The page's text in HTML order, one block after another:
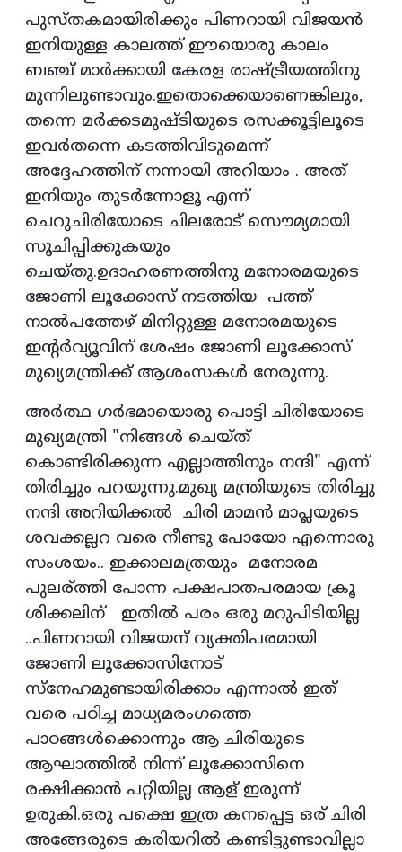
പുസ്തകമായിരിക്കും പിണറായി വിജയൻ
ഇനിയുള്ള കാലത്ത് ഈയൊരു കാലം
ബഞ്ച് മാർക്കായി കേരള രാഷ്ട്രീയത്തിനു
മുന്നിലുണ്ടാവും.ഇതൊക്കെയാണെങ്കിലും,
തന്നെ മർക്കടമുഷ്ടിയുടെ രസക്കൂട്ടിലൂടെ
ഇവർതന്നെ കടത്തിവിടുമെന്ന്
അദ്ദേഹത്തിന് നന്നായി അറിയാം . അത്
ഇനിയും തുടർന്നോളൂ എന്ന്
ചെറുചിരിയോടെ ചിലരോട് സൌമ്യമായി
സൂചിപ്പിക്കുകയും
ചെയ്തു.ഉദാഹരണത്തിനു മനോരമയുടെ
ജോണി ലൂക്കോസ് നടത്തിയ പത്ത്
നാൽപത്തേഴ് മിനിറ്റുള്ള മനോരമയുടെ
ഇന്റർവ്യൂവിന് ശേഷം ജോണി ലൂക്കോസ്
മുഖ്യമന്ത്രിക്ക് ആശംസകൾ നേരുന്നു.
അർത്ഥ ഗർഭമായൊരു പൊട്ടി ചിരിയോടെ
മുഖ്യമന്ത്രി "നിങ്ങൾ ചെയ്ത്
കൊണ്ടിരിക്കുന്ന എല്ലാത്തിനും നന്ദി" എന്ന്
തിരിച്ചും പറയുന്നു.മുഖ്യ മന്ത്രിയുടെ തിരിച്ചു
നന്ദി അറിയിക്കൽ ചിരി മാമൻ മാപ്ലയുടെ
ശവക്കല്ലറ വരെ നീണ്ടു പോയോ എന്നൊരു
സംശയം.. ഇക്കാലമത്രയും മനോരമ
പുലര്ത്തി പോന്ന പക്ഷപാതപരമായ ക്രൂ
ശിക്കലിന് ഇതിൽ പരം ഒരു മറുപിടിയില്ല
..പിണറായി വിജയന് വ്യക്തിപരമായി
ജോണി ലൂക്കോസിനോട്
സ്നേഹമുണ്ടായിരിക്കാം എന്നാൽ ഇത്
വരെ പഠിച്ച മാധ്യമരംഗത്തെ
പാഠങ്ങൾക്കൊന്നും ആ ചിരിയുടെ
ആഘാത്തിൽ നിന്ന് ലൂക്കോസിനെ
രക്ഷിക്കാൻ പറ്റിയില്ല ആള് ഇരുന്ന്
ഉരുകി.ഒരു പക്ഷെ ഇത്ര കനപ്പെട്ട ഒര് ചിരി
അങ്ങേരുടെ കരിയറിൽ കണ്ടിട്ടുണ്ടാവില്ലാ